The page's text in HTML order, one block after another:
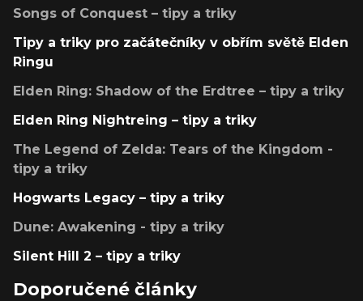
Songs of Conquest – tipy a triky
Tipy a triky pro začátečníky v obřím světě Elden
Ringu
Elden Ring: Shadow of the Erdtree – tipy a triky
Elden Ring Nightreing – tipy a triky
The Legend of Zelda: Tears of the Kingdom -
tipy a triky
Hogwarts Legacy – tipy a triky
Dune: Awakening - tipy a triky
Silent Hill 2 – tipy a triky
Doporučené články